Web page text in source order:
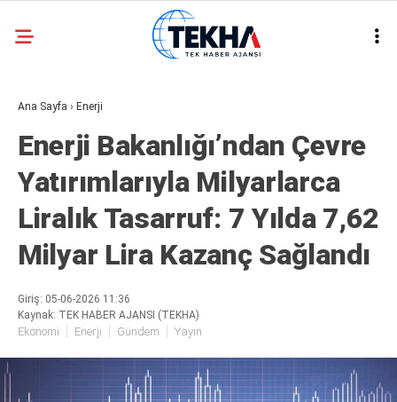
30.7
ASAYIŞ
GÜNDEM
GENEL
EKONOMI
SIYASET
DÜNYA
METEOROLOJI
Ana Sayfa › Enerji
Enerji Bakanlığı’ndan Çevre
Yatırımlarıyla Milyarlarca
Liralık Tasarruf: 7 Yılda 7,62
Milyar Lira Kazanç Sağlandı
Giriş: 05-06-2026 11:36
Kaynak: TEK HABER AJANSI (TEKHA)
Ekonomi Enerji Gündem Yayın